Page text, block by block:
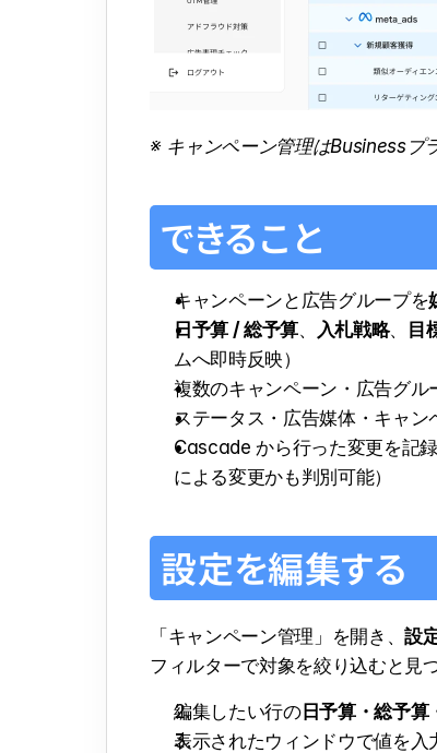
※ キャンペーン管理はBusinessプ
できること
キャンペーンと広告グループを
日予算 / 総予算、 入札戦略、 目
ムへ即時反映）
複数のキャンペーン・広告グル
ステータス・広告媒体・キャ
Cascade から行った変更を記
による変更かも判別可能）
設定を編集する
「キャンペーン管理」を開き、設
フィルターで対象を絞り込むと見
編集したい行の日予算・総予算
表示されたウィンドウで値を